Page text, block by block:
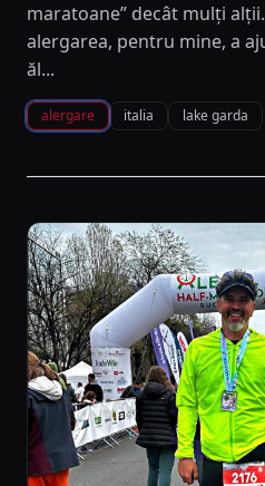
maratoane” decât mulți
alergarea, pentru mine, a
ăl...
alergare italia lake garda